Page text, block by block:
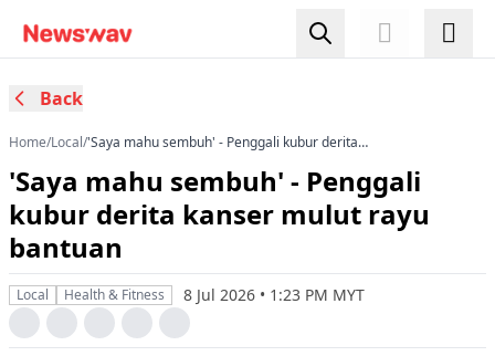
Back
Home/Local/'Saya mahu sembuh' - Penggali kubur derita
'Saya mahu sembuh' - Penggali
kubur derita kanser mulut rayu
bantuan
Local Health & Fitness 8 Jul 2026 • 1:23 PM MYT